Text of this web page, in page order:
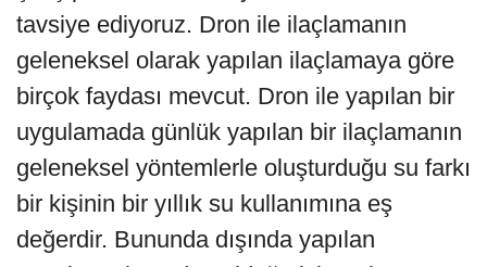
tavsiye ediyoruz. Dron ile ilaçlamanın
geleneksel olarak yapılan ilaçlamaya göre
birçok faydası mevcut. Dron ile yapılan bir
uygulamada günlük yapılan bir ilaçlamanın
geleneksel yöntemlerle oluşturduğu su farkı
bir kişinin bir yıllık su kullanımına eş
değerdir. Bununda dışında yapılan